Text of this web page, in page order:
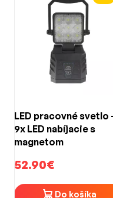
LED pracovné svetlo
9x LED nabíjacie s
magnetom
52.90€
Do košíka